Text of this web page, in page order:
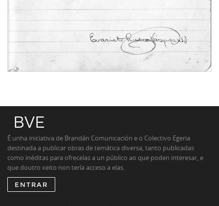
É unha iniciativa de Brandán Comunicación e o Colectivo Egeria
destinada a publicar obras de temática diversa, tanto publicadas
como inéditas para ofrecelas a un público ao que poden interesar, e
que doutro xeito non tería acceso a elas.
ENTRAR